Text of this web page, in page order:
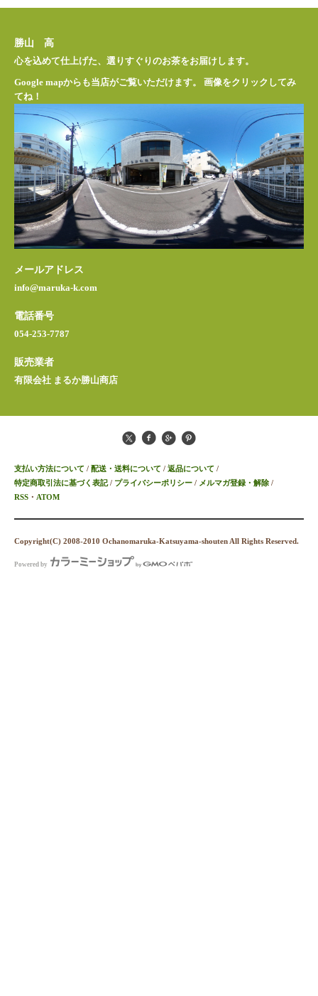
勝山 高
心を込めて仕上げた、選りすぐりのお茶をお届けします。
Google mapからも当店がご覧いただけます。 画像をクリックしてみ
てね！
メールアドレス
info@maruka-k.com
電話番号
054-253-7787
販売業者
有限会社 まるか勝山商店
支払い方法について / 配送・送料について / 返品について /
特定商取引法に基づく表記/ プライバシーポリシー / メルマガ登録・解除 /
RSS ・ ATOM
Copyright(C) 2008-2010 Ochanomaruka-Katsuyama-shouten All Rights Reserved.
Powered by